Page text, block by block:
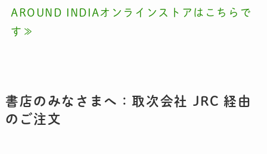
AROUND INDIAオンラインストアはこちらで
す≫
書店のみなさまへ：取次会社 JRC 経由
のご注文